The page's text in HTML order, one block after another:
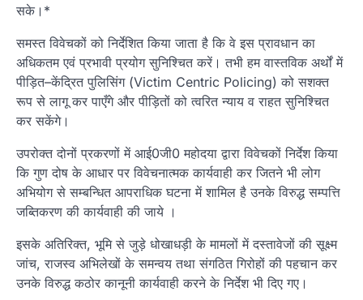
सके।*
समस्त विवेचकों को निर्देशित किया जाता है कि वे इस प्रावधान का
अधिकतम एवं प्रभावी प्रयोग सुनिश्चित करें। तभी हम वास्तविक अर्थों में
पीड़ित–केंद्रित पुलिसिंग (Victim Centric Policing) को सशक्त
रूप से लागू कर पाएँगे और पीड़ितों को त्वरित न्याय व राहत सुनिश्चित
कर सकेंगे।
उपरोक्त दोनों प्रकरणों में आई0जी0 महोदया द्वारा विवेचकों निर्देश किया
कि गुण दोष के आधार पर विवेचनात्मक कार्यवाही कर जितने भी लोग
अभियोग से सम्बन्धित आपराधिक घटना में शामिल है उनके विरुद्ध सम्पत्ति
जब्तिकरण की कार्यवाही की जाये ।
इसके अतिरिक्त, भूमि से जुड़े धोखाधड़ी के मामलों में दस्तावेजों की सूक्ष्म
जांच, राजस्व अभिलेखों के समन्वय तथा संगठित गिरोहों की पहचान कर
उनके विरुद्ध कठोर कानूनी कार्यवाही करने के निर्देश भी दिए गए।